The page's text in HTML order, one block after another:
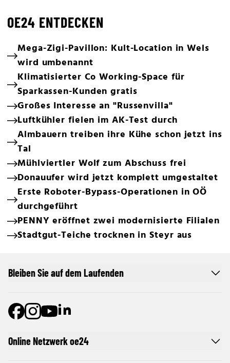
OE24 ENTDECKEN
Mega-Zigi-Pavillon: Kult-Location in Wels
wird umbenannt
Klimatisierter Co Working-Space für
Sparkassen-Kunden gratis
Großes Interesse an "Russenvilla"
Luftkühler fielen im AK-Test durch
Almbauern treiben ihre Kühe schon jetzt ins
Tal
Mühlviertler Wolf zum Abschuss frei
Donauufer wird jetzt komplett umgestaltet
Erste Roboter-Bypass-Operationen in OÖ
durchgeführt
PENNY eröffnet zwei modernisierte Filialen
Stadtgut-Teiche trocknen in Steyr aus
Online Netzwerk oe24
Bleiben Sie auf dem Laufenden